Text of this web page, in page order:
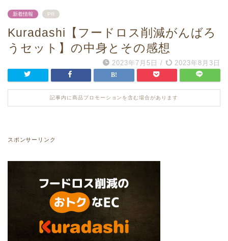
新着情報 PR
Kuradashi【フードロス削減がんばろ
うセット】の中身とその感想
2023年7月5日 / 2023年8月3日
記事内に商品プロモーションを含む場合があります
スポンサーリンク